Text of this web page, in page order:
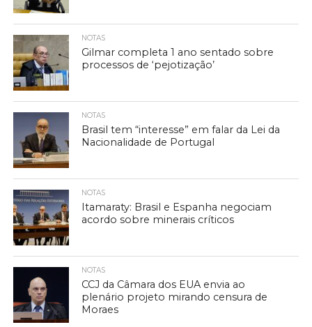
NOTAS
Gilmar completa 1 ano sentado sobre
processos de ‘pejotização’
NOTAS
Brasil tem “interesse” em falar da Lei da
Nacionalidade de Portugal
NOTAS
Itamaraty: Brasil e Espanha negociam
acordo sobre minerais críticos
NOTAS
CCJ da Câmara dos EUA envia ao
plenário projeto mirando censura de
Moraes